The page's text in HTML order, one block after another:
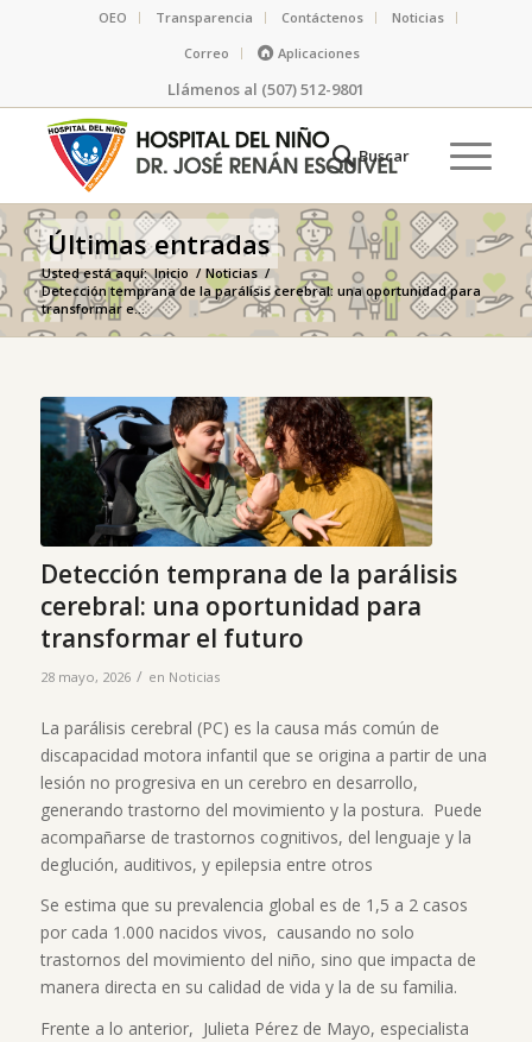
OEO Transparencia Contáctenos
Noticias
Correo
Aplicaciones
Llámenos al (507) 512-9801
Últimas entradas
Usted está aquí: Inicio / Noticias /
Detección temprana de la parálisis cerebral: una oportunidad para
transformar e...
Detección temprana de la parálisis
cerebral: una oportunidad para
transformar el futuro
28 mayo, 2026 / en Noticias
La parálisis cerebral (PC) es la causa más común de
discapacidad motora infantil que se origina a partir de una
lesión no progresiva en un cerebro en desarrollo,
generando trastorno del movimiento y la postura. Puede
acompañarse de trastornos cognitivos, del lenguaje y la
deglución, auditivos, y epilepsia entre otros
Se estima que su prevalencia global es de 1,5 a 2 casos
por cada 1.000 nacidos vivos, causando no solo
trastornos del movimiento del niño, sino que impacta de
manera directa en su calidad de vida y la de su familia.
Frente a lo anterior, Julieta Pérez de Mayo, especialista